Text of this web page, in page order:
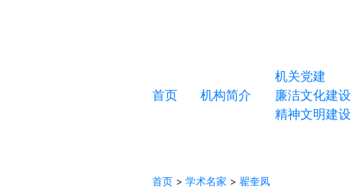
首页 机构简介
机关党建
廉洁文化建设
精神文明建设
首页> 学术名家 > 翟奎凤